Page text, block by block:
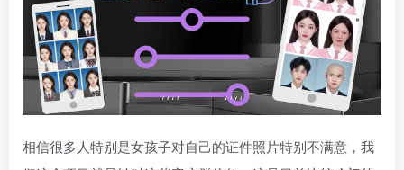
相信很多人特别是女孩子对自己的证件照片特别不满意，我